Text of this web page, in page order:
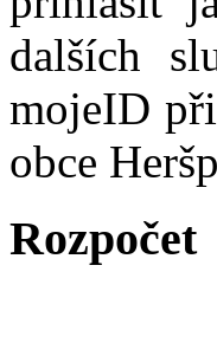
dalších
mojeID
obce
Rozpočet